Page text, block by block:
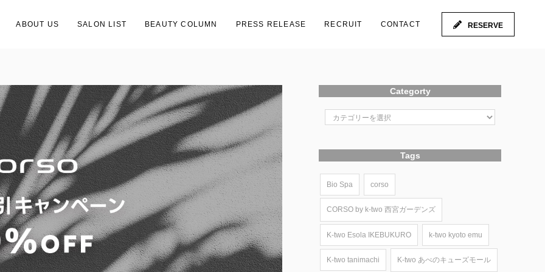
ABOUT US SALON LIST BEAUTY COLUMN PRESS RELEASE RECRUIT CONTACT RESERVE
Categorty
Tags
Bio Spa corso
CORSO by k-two 西宮ガーデンズ
K-two Esola IKEBUKURO k-two kyoto emu
K-two tanimachi K-two あべのキューズモール